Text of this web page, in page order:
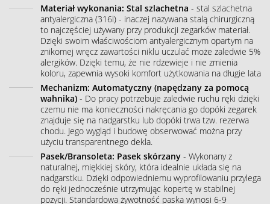
Materiał wykonania: Stal szlachetna - stal szlachetna
antyalergiczna (316l) - inaczej nazywana stalą chirurgiczną
to najczęściej używany przy produkcji zegarków materiał.
Dzięki swoim właściwościom antyalergicznym opartym na
znikomej wręcz zawartości niklu uczulać może zaledwie 5%
alergików. Dzięki temu, że nie rdzewieje i nie zmienia
koloru, zapewnia wysoki komfort użytkowania na długie lata
Mechanizm: Automatyczny (napędzany za pomocą
wahnika) - Do pracy potrzebuje zaledwie ruchu ręki dzięki
czemu nie ma konieczności nakręcania go dopóki zegarek
znajduje się na nadgarstku lub dopóki trwa tzw. rezerwa
chodu. Jego wygląd i budowę obserwować można przy
użyciu transparentnego dekla.
Pasek/Bransoleta: Pasek skórzany - Wykonany z
naturalnej, miękkiej skóry, która idealnie układa się na
nadgarstku. Dzięki odpowiedniemu wyprofilowaniu przylega
do ręki jednocześnie utrzymując kopertę w stabilnej
pozycji. Standardowa żywotność paska wynosi 6-9